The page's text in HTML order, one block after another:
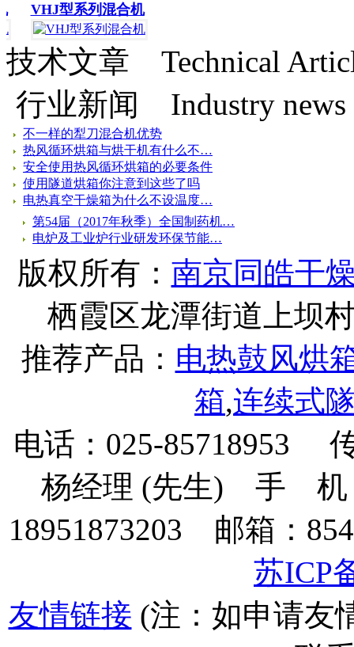
VHJ型系列混合机
技术文章 Technical
行业新闻 Industry news
不一样的犁刀混合机优势
热风循环烘箱与烘干机有什么不…
安全使用热风循环烘箱的必要条件
使用隧道烘箱你注意到这些了吗
电热真空干燥箱为什么不设温度…
第54届（2017年秋季）全国制药机…
电炉及工业炉行业研发环保节能…
版权所有： 南京同皓干
栖霞区龙潭街道上坝
推荐产品： 电热鼓风烘
箱,连续式
电话：025-85718953
杨经理 (先生) 手 机：
18951873203 邮箱：
苏ICP
友情链接 (注：如申请友